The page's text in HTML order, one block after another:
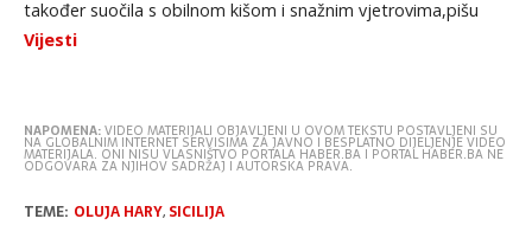
također suočila s obilnom kišom i snažnim vjetrovima,pišu
Vijesti
NAPOMENA:VIDEO MATERIJALI OBJAVLJENI U OVOM TEKSTU POSTAVLJENI SU
NA GLOBALNIM INTERNET SERVISIMA ZA JAVNO I BESPLATNO DIJELJENJE VIDEO
MATERIJALA. ONI NISU VLASNIŠTVO PORTALA HABER.BA I PORTAL HABER.BA NE
ODGOVARA ZA NJIHOV SADRŽAJ I AUTORSKA PRAVA.
TEME: OLUJA HARY, SICILIJA